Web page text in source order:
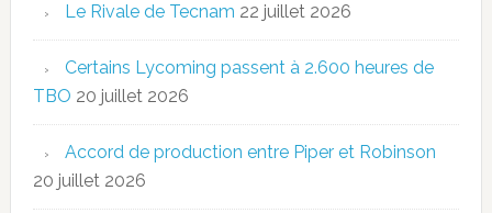
Le Rivale de Tecnam 22 juillet 2026
Certains Lycoming passent à 2.600 heures de
TBO 20 juillet 2026
Accord de production entre Piper et Robinson
20 juillet 2026